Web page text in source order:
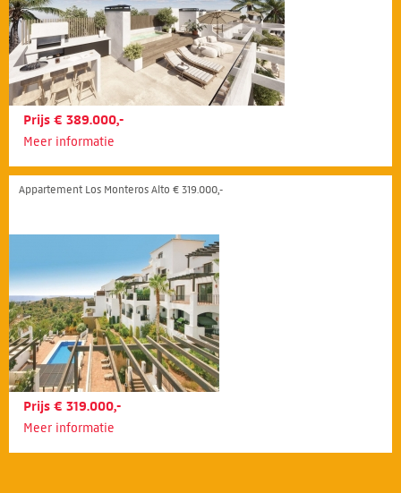
Prijs € 389.000,-
Meer informatie
Appartement Los Monteros Alto € 319.000,-
Prijs € 319.000,-
Meer informatie